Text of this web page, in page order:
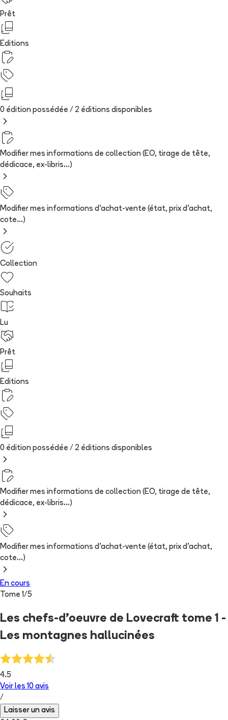
Prêt
Editions
0 édition possédée / 2 éditions disponibles
Modifier mes informations de collection (EO, tirage de tête,
dédicace, ex-libris...)
Modifier mes informations d'achat-vente (état, prix d'achat,
cote...)
Collection
Souhaits
Lu
Prêt
Editions
0 édition possédée / 2 éditions disponibles
Modifier mes informations de collection (EO, tirage de tête,
dédicace, ex-libris...)
Modifier mes informations d'achat-vente (état, prix d'achat,
cote...)
En cours
Tome 1/5
Les chefs-d'oeuvre de Lovecraft tome 1 -
Les montagnes hallucinées
4.5
Voir les 10 avis
/
Laisser un avis